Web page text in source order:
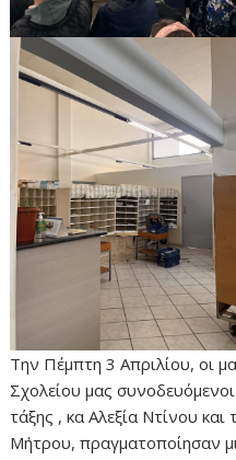
Την Πέμπτη 3 Απριλίου, οι
Σχολείου μας
τάξης , κα Αλεξία Ντίνου
Μήτρου, πραγματοποίησαν